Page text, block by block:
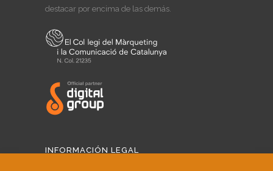
destacar por encima de las demás.
INFORMACIÓN LEGAL